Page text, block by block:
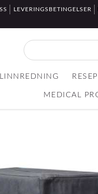
LEVERINGSBETINGELSER
MEDICAL